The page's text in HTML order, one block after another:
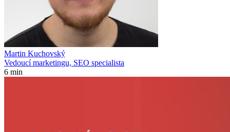
Martin Kuchovský
Vedoucí marketingu, SEO specialista
6 min